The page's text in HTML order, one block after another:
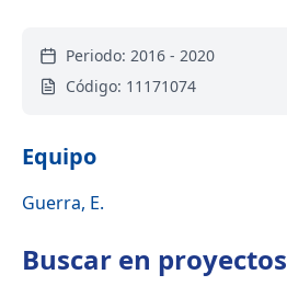
Periodo: 2016 - 2020
Código: 11171074
Equipo
Guerra, E.
Buscar en proyectos